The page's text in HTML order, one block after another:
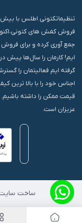
فروش کفش های
جمع آوری کرده و برای
ایم! کارمان را سال‌ها پیش
گرفته ایم فعالیتمان را
اجناس خود را با بالا ترین
قیمت ممکن را داشته
عزیزان است.
ساخت سایت